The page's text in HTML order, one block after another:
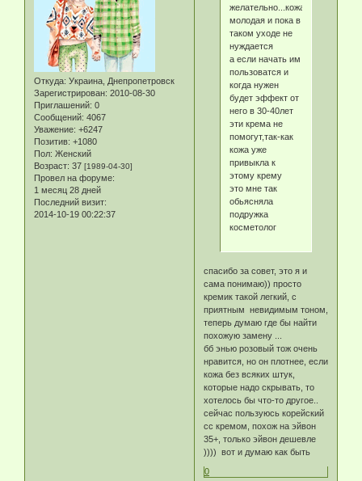
Откуда: Украина, Днепропетровск
Зарегистрирован: 2010-08-30
Приглашений: 0
Сообщений: 4067
Уважение: +6247
Позитив: +1080
Пол: Женский
Возраст: 37 [1989-04-30]
Провел на форуме:
1 месяц 28 дней
Последний визит:
2014-10-19 00:22:37
желательно...кожа
молодая и пока в
таком уходе не
нуждается
а если начать им
пользоватся и
когда нужен
будет эффект от
него в 30-40лет
эти крема не
помогут,так-как
кожа уже
привыкла к
этому крему
это мне так
обьясняла
подружка
косметолог
спасибо за совет, это я и
сама понимаю)) просто
кремик такой легкий, с
приятным невидимым тоном,
теперь думаю где бы найти
похожую замену ...
бб энью розовый тож очень
нравится, но он плотнее, если
кожа без всяких штук,
которые надо скрывать, то
хотелось бы что-то другое..
сейчас пользуюсь корейский
сс кремом, похож на эйвон
35+, только эйвон дешевле
)))) вот и думаю как быть
0